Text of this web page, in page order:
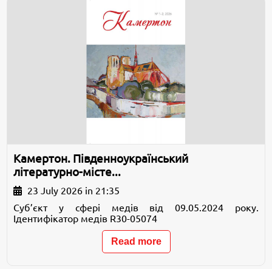
Камертон. Південноукраїнський
літературно-місте...
23 July 2026 in 21:35
Суб’єкт у сфері медів від 09.05.2024 року.
Ідентифікатор медів R30-05074
Read more